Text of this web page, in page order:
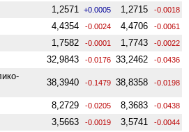
1,2571 +0.0005 1,2715 -0.0018
4,4354 -0.0024 4,4706 -0.0061
1,7582 -0.0001 1,7743 -0.0022
32,9843 -0.0176 33,2462 -0.0436
38,3940 -0.1479 38,8358 -0.0198
8,2729 -0.0205 8,3683 -0.0438
3,5663 -0.0019 3,5741 -0.0044